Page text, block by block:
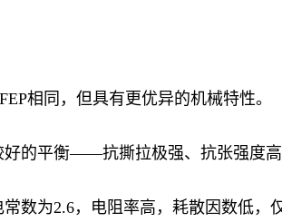
相同，但具有更优异的机械特性。
的平衡——抗撕拉极强、抗张强度
数为2.6，电阻率高，耗散因数低，